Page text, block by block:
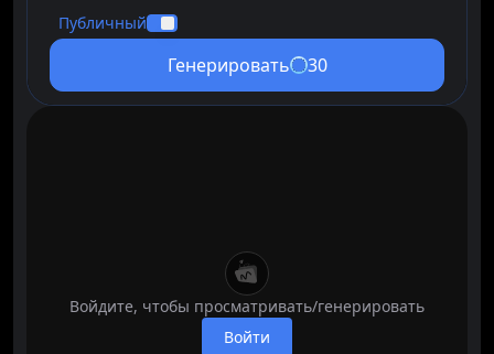
Публичный
Генерировать 30
Войдите, чтобы просматривать/генерировать
Войти